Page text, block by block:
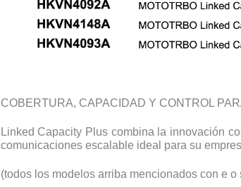
COBERTURA, CAPACIDAD Y CONTROL
Linked Capacity Plus combina la innovación
comunicaciones escalable ideal para su
(todos los modelos arriba mencionados con e o